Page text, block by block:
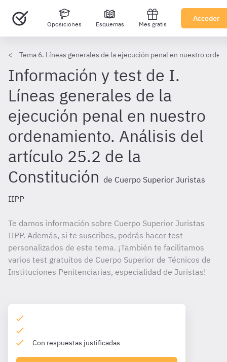
Oposiciones Esquemas Mes gratis
Acceder
Tema 6. Líneas generales de la ejecución penal en nuestro
Información y test de I.
Líneas generales de la
ejecución penal en nuestro
ordenamiento. Análisis del
artículo 25.2 de la
Constitución de Cuerpo Superior Juristas
IIPP
Te damos información sobre Cuerpo Superior Juristas
IIPP. Además, si te suscribes, podrás hacer test
personalizados de este tema. ¡También te facilitamos
varios test gratuitos de Cuerpo Superior de Técnicos de
Instituciones Penitenciarias, especialidad de Juristas!
Con respuestas justificadas